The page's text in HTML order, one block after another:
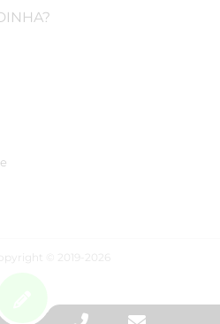
© 2019-2026